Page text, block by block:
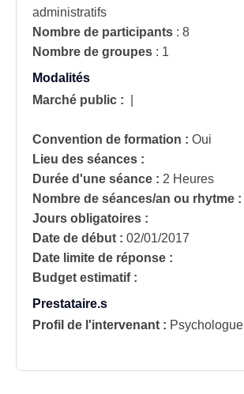
administratifs
Nombre de participants : 8
Nombre de groupes : 1
Modalités
Marché public :
Convention de formation : Oui
Lieu des séances :
Durée d'une séance : 2 Heures
Nombre de séances/an ou rhytme :
Jours obligatoires :
Date de début : 02/01/2017
Date limite de réponse :
Budget estimatif :
Prestataire.s
Profil de l'intervenant : Psychologue